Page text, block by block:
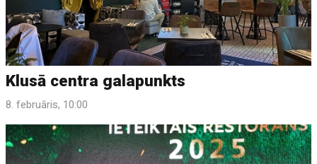
Klusā centra galapunkts
8. februāris, 10:00